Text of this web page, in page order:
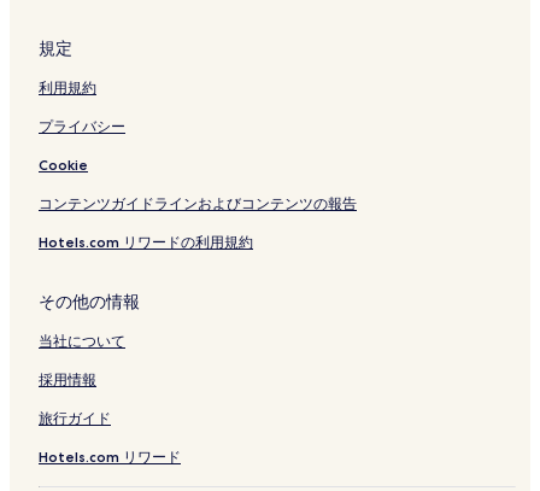
規定
利用規約
プライバシー
Cookie
コンテンツガイドラインおよびコンテンツの報告
Hotels.com リワードの利用規約
その他の情報
当社について
採用情報
旅行ガイド
Hotels.com リワード